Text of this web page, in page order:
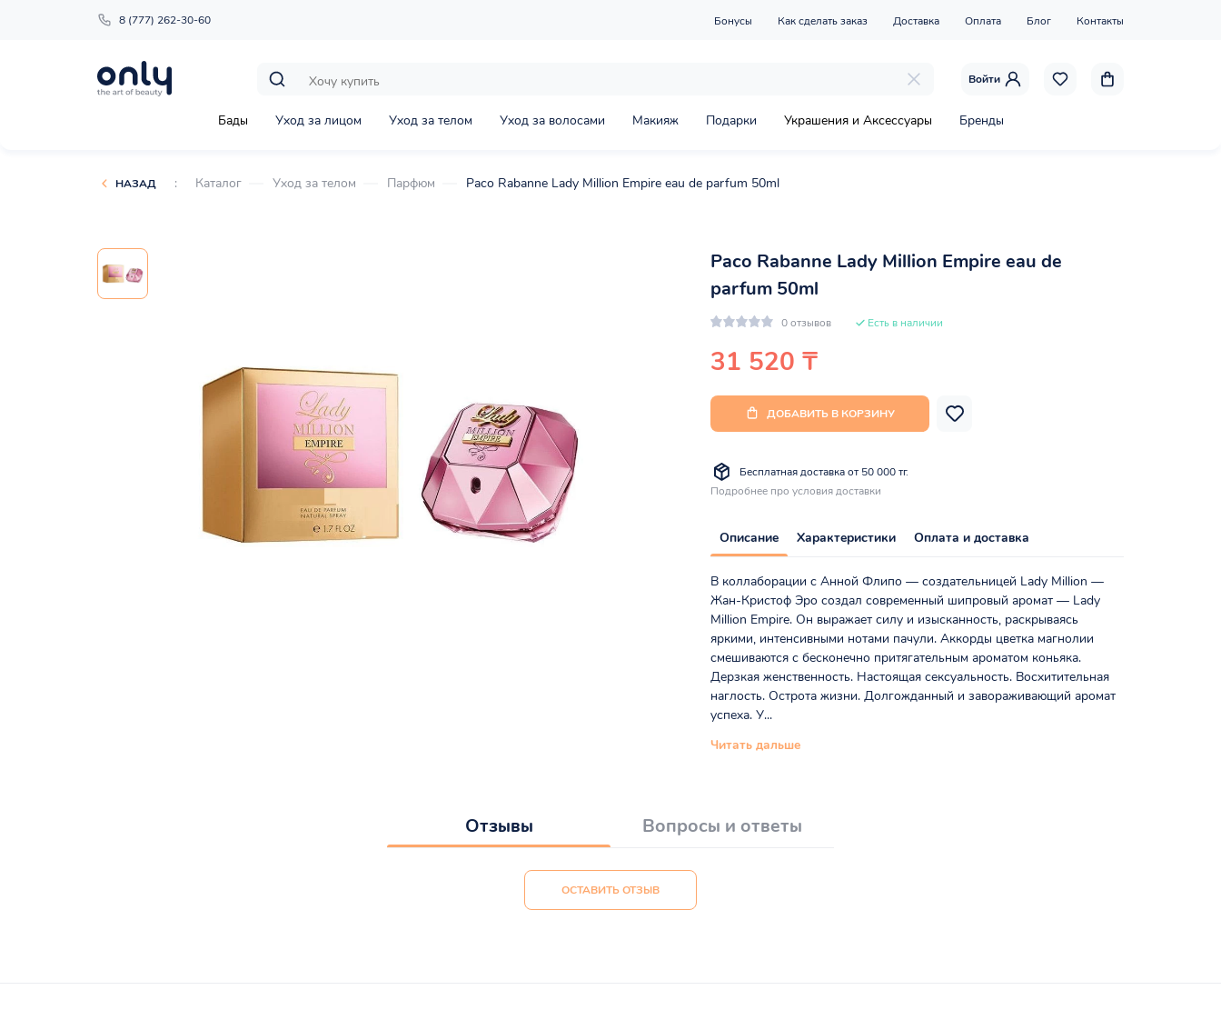
8 (777) 262-30-60 Бонусы Как сделать заказ Доставка Оплата Блог Контакты
Войти
Бады Уход за лицом Уход за телом Уход за волосами Макияж Подарки Украшения и Аксессуары Бренды
НАЗАД : Каталог Уход за телом Парфюм Paco Rabanne Lady Million Empire eau de parfum 50ml
Paco Rabanne Lady Million Empire eau de
parfum 50ml
0 отзывов Есть в наличии
31 520 ₸
ДОБАВИТЬ В КОРЗИНУ
Бесплатная доставка от 50 000 тг.
Подробнее про условия доставки
Описание Характеристики Оплата и доставка
В коллаборации с Анной Флипо — создательницей Lady Million —
Жан-Кристоф Эро создал современный шипровый аромат — Lady
Million Empire. Он выражает силу и изысканность, раскрываясь
яркими, интенсивными нотами пачули. Аккорды цветка магнолии
смешиваются с бесконечно притягательным ароматом коньяка.
Дерзкая женственность. Настоящая сексуальность. Восхитительная
наглость. Острота жизни. Долгожданный и завораживающий аромат
успеха. У...
Читать дальше
Отзывы Вопросы и ответы
ОСТАВИТЬ ОТЗЫВ